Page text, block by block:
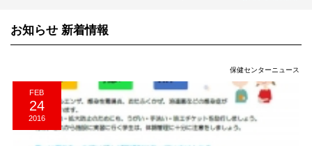
お知らせ 新着情報
保健センターニュース
FEB
24
2016